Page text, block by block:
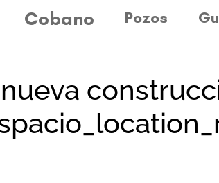
Cobano Pozos